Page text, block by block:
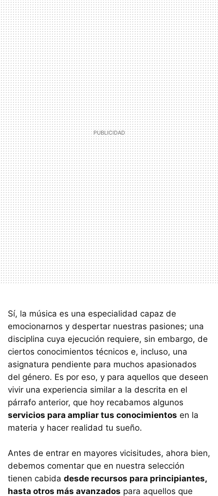
Sí, la música es una especialidad capaz de
emocionarnos y despertar nuestras pasiones; una
disciplina cuya ejecución requiere, sin embargo, de
ciertos conocimientos técnicos e, incluso, una
asignatura pendiente para muchos apasionados
del género. Es por eso, y para aquellos que deseen
vivir una experiencia similar a la descrita en el
párrafo anterior, que hoy recabamos algunos
servicios para ampliar tus conocimientos en la
materia y hacer realidad tu sueño.
Antes de entrar en mayores vicisitudes, ahora bien,
debemos comentar que en nuestra selección
tienen cabida desde recursos para principiantes,
hasta otros más avanzados para aquellos que